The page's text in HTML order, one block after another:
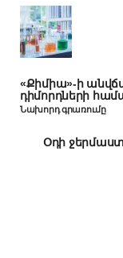
«Քիմիա»-ի
դիմորդների
Նախորդ գրառումը
Օդի